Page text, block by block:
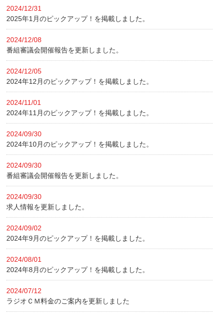
2024/12/31
2025年1月のピックアップ！を掲載しました。
2024/12/08
番組審議会開催報告を更新しました。
2024/12/05
2024年12月のピックアップ！を掲載しました。
2024/11/01
2024年11月のピックアップ！を掲載しました。
2024/09/30
2024年10月のピックアップ！を掲載しました。
2024/09/30
番組審議会開催報告を更新しました。
2024/09/30
求人情報を更新しました。
2024/09/02
2024年9月のピックアップ！を掲載しました。
2024/08/01
2024年8月のピックアップ！を掲載しました。
2024/07/12
ラジオＣＭ料金のご案内を更新しました